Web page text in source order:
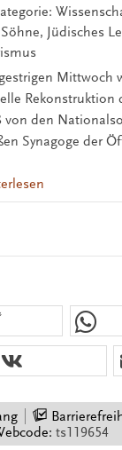
Jüdisches
Mittwoch
Rekonstruktion
von den
Synagoge der
ts119654